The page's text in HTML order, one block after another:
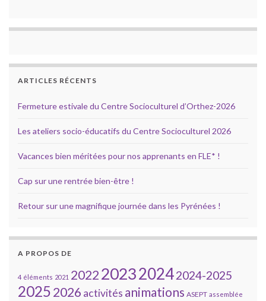
ARTICLES RÉCENTS
Fermeture estivale du Centre Socioculturel d’Orthez-2026
Les ateliers socio-éducatifs du Centre Socioculturel 2026
Vacances bien méritées pour nos apprenants en FLE* !
Cap sur une rentrée bien-être !
Retour sur une magnifique journée dans les Pyrénées !
A PROPOS DE
4 éléments 2021 2022202320242024-2025
20252026 activités animations ASEPT assemblée